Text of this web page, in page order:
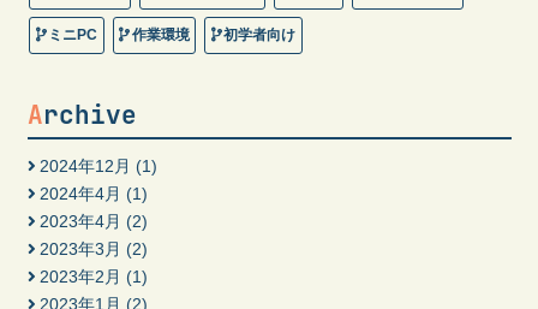
ミニPC 作業環境 初学者向け
Archive
2024年12月 (1)
2024年4月 (1)
2023年4月 (2)
2023年3月 (2)
2023年2月 (1)
2023年1月 (2)